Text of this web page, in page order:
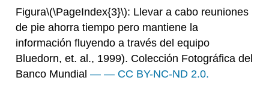
Figura\(\PageIndex{3}\): Llevar a cabo reuniones
de pie ahorra tiempo pero mantiene la
información fluyendo a través del equipo
Bluedorn, et. al., 1999). Colección Fotográfica del
Banco Mundial — — CC BY-NC-ND 2.0.